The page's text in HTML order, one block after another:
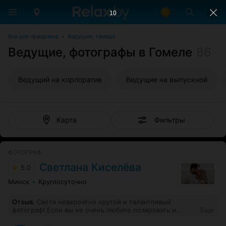
Все для праздника Ведущие, тамада
Ведущие, фотографы в Гомеле
Ведущий на корпоратив Ведущие на выпускной
Карта Фильтры
5.0 Светлана Киселёва
Минск Круглосуточно
Отзыв Света невероятно крутой и талантливый
фотограф! Если вы не очень любите позировать и
10